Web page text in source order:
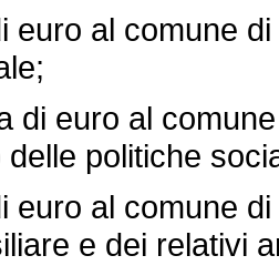
euro al comune
di euro al
politiche
euro al comune
e dei relativi